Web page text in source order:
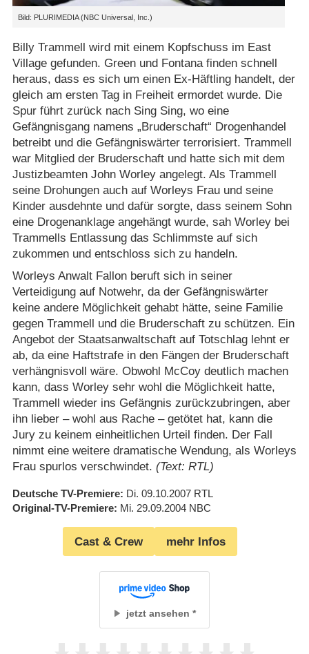
Bild: PLURIMEDIA (NBC Universal, Inc.)
Billy Trammell wird mit einem Kopfschuss im East
Village gefunden. Green und Fontana finden schnell
heraus, dass es sich um einen Ex-Häftling handelt, der
gleich am ersten Tag in Freiheit ermordet wurde. Die
Spur führt zurück nach Sing Sing, wo eine
Gefängnisgang namens „Bruderschaft“ Drogenhandel
betreibt und die Gefängniswärter terrorisiert. Trammell
war Mitglied der Bruderschaft und hatte sich mit dem
Justizbeamten John Worley angelegt. Als Trammell
seine Drohungen auch auf Worleys Frau und seine
Kinder ausdehnte und dafür sorgte, dass seinem Sohn
eine Drogenanklage angehängt wurde, sah Worley bei
Trammells Entlassung das Schlimmste auf sich
zukommen und entschloss sich zu handeln.
Worleys Anwalt Fallon beruft sich in seiner
Verteidigung auf Notwehr, da der Gefängniswärter
keine andere Möglichkeit gehabt hätte, seine Familie
gegen Trammell und die Bruderschaft zu schützen. Ein
Angebot der Staatsanwaltschaft auf Totschlag lehnt er
ab, da eine Haftstrafe in den Fängen der Bruderschaft
verhängnisvoll wäre. Obwohl McCoy deutlich machen
kann, dass Worley sehr wohl die Möglichkeit hatte,
Trammell wieder ins Gefängnis zurückzubringen, aber
ihn lieber – wohl aus Rache – getötet hat, kann die
Jury zu keinem einheitlichen Urteil finden. Der Fall
nimmt eine weitere dramatische Wendung, als Worleys
Frau spurlos verschwindet. (Text: RTL)
Deutsche TV-Premiere Di. 09.10.2007 RTL
Original-TV-Premiere Mi. 29.09.2004 NBC
Cast & Crew mehr Infos
jetzt ansehen